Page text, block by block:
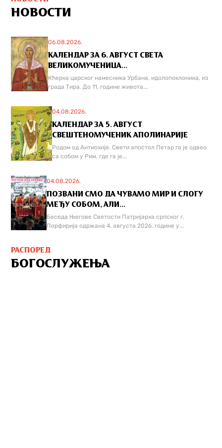
НОВОСТИ
06.08.2026.
КАЛЕНДАР ЗА 6. АВГУСТ СВЕТА
ВЕЛИКОМУЧЕНИЦА...
Кћерка царског намесника Урбана, идолопоклоника, из
града Тира. До 11. године живота...
04.08.2026.
КАЛЕНДАР ЗА 5. АВГУСТ
СВЕШТЕНОМУЧЕНИК АПОЛИНАРИЈЕ
Родом од Антиохије. Свети апостол Петар га је одвео
са собом у Рим, где га је...
04.08.2026.
ПОЗВАНИ СМО ДА ЧУВАМО МИР И СЛОГУ
МЕЂУ СОБОМ, АЛИ...
Беседа Његове Светости Патријарха српског г.
Порфирија одржана 4. августа 2026. године у...
РАСПОРЕД
БОГОСЛУЖЕЊА